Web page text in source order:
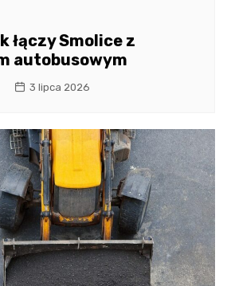
łączy Smolice z
autobusowym
3 lipca 2026